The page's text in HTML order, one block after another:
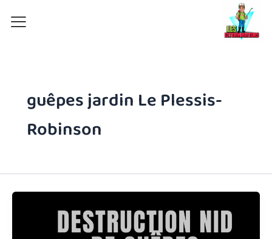
guêpes jardin Le Plessis-
Robinson